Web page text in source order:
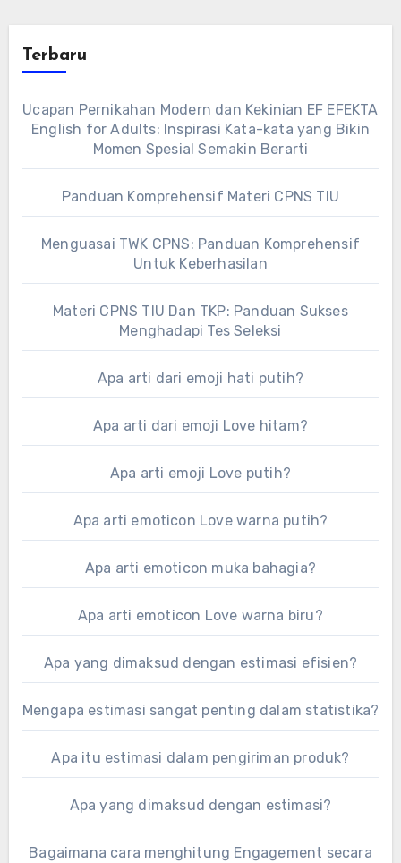
Terbaru
Ucapan Pernikahan Modern dan Kekinian EF EFEKTA
English for Adults: Inspirasi Kata-kata yang Bikin
Momen Spesial Semakin Berarti
Panduan Komprehensif Materi CPNS TIU
Menguasai TWK CPNS: Panduan Komprehensif
Untuk Keberhasilan
Materi CPNS TIU Dan TKP: Panduan Sukses
Menghadapi Tes Seleksi
Apa arti dari emoji hati putih?
Apa arti dari emoji Love hitam?
Apa arti emoji Love putih?
Apa arti emoticon Love warna putih?
Apa arti emoticon muka bahagia?
Apa arti emoticon Love warna biru?
Apa yang dimaksud dengan estimasi efisien?
Mengapa estimasi sangat penting dalam statistika?
Apa itu estimasi dalam pengiriman produk?
Apa yang dimaksud dengan estimasi?
Bagaimana cara menghitung Engagement secara